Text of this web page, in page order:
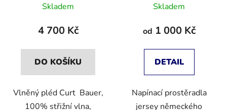
Skladem
4 700 Kč
DO KOŠÍKU
Vlněný pléd Curt Bauer,
100% střižní vlna,
Skladem
od 1 000 Kč
DETAIL
Napínací prostěradla
jersey německého